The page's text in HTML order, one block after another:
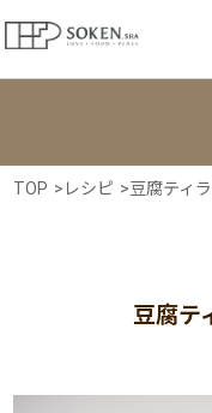
TOP > レシピ >豆腐ティ
豆腐テ